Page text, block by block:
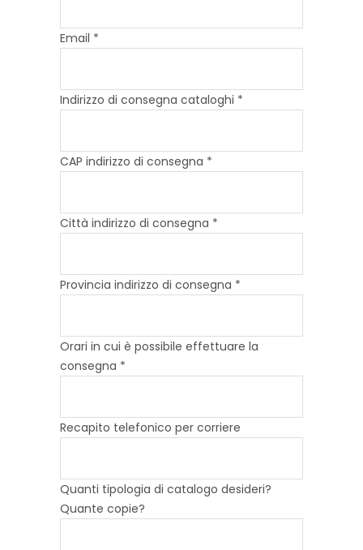
Email *
Indirizzo di consegna cataloghi *
CAP indirizzo di consegna *
Città indirizzo di consegna *
Provincia indirizzo di consegna *
Orari in cui è possibile effettuare la
consegna *
Recapito telefonico per corriere
Quanti tipologia di catalogo desideri?
Quante copie?